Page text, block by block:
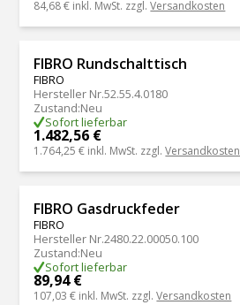
84,68 € inkl. MwSt. zzgl.Versandkosten
FIBRO Rundschalttisch
FIBRO
Hersteller Nr.52.55.4.0180
Zustand:Neu
Sofort lieferbar
1.482,56 €
1.764,25 € inkl. MwSt. zzgl.Versandkosten
FIBRO Gasdruckfeder
FIBRO
Hersteller Nr.2480.22.00050.100
Zustand:Neu
Sofort lieferbar
89,94 €
107,03 € inkl. MwSt. zzgl.Versandkosten